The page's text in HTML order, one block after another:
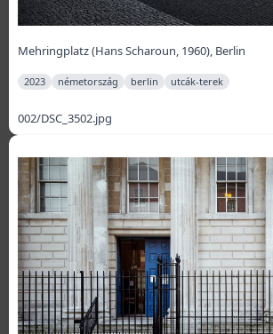
Mehringplatz (Hans Scharoun, 1960), Berlin
2023 németország berlin utcák-terek
002/DSC_3502.jpg